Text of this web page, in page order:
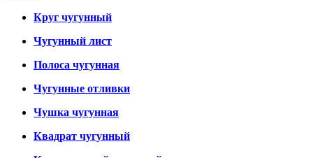
Круг чугунный
Чугунный лист
Полоса чугунная
Чугунные отливки
Чушка чугунная
Квадрат чугунный